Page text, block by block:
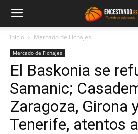
Inicio Mercado de Fichajes
Mercado de Fichajes
El Baskonia se
Samanic;
Zaragoza, Girona
Tenerife, atentos